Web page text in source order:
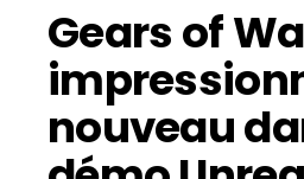
Gears of
nouveau